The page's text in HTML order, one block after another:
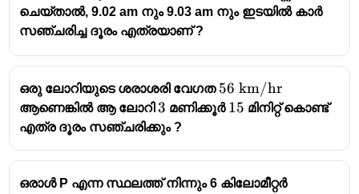
ചെയ്താൽ, 9.02 am നും 9.03 am നും ഇടയിൽ കാർ
സഞ്ചരിച്ച ദൂരം എത്രയാണ് ?
ഒരു ലോറിയുടെ ശരാശരി വേഗത 56\text{
km/hr}
56 km/hr
ആണെങ്കിൽ ആ ലോറി3
3 മണിക്കൂർ 15
15 മിനിറ്റ് കൊണ്ട്
എത്ര ദൂരം സഞ്ചരിക്കും ?
ഒരാൾ P എന്ന സ്ഥലത്ത് നിന്നും 6 കിലോമീറ്റർ